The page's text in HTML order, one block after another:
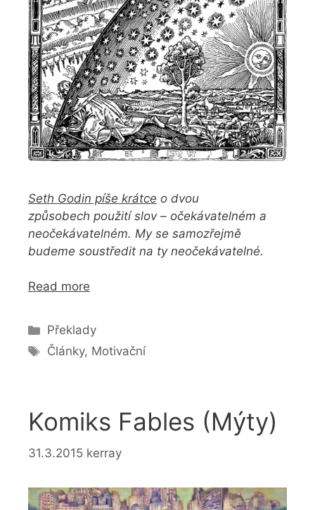
Seth Godin píše krátce o dvou
způsobech použití slov – očekávatelném a
neočekávatelném. My se samozřejmě
budeme soustředit na ty neočekávatelné.
Read more
Rubriky
Překlady
Štítky
Články, Motivační
Komiks Fables (Mýty)
31.3.2015 kerray